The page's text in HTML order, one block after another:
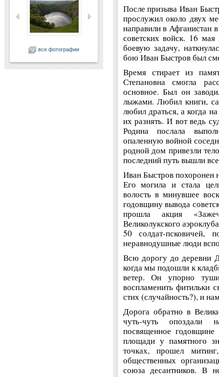
все фотографии
После призыва Иван
прослужил около двух
направили в Афганистан
советских войск. 16
боевую задачу,
бою Иван Быстров был
Время стирает из
Степановна смогла
основное. Был он
лыжами. Любил книги,
любил драться, а когда
их разнять. И вот ведь
Родина послала
опаленную войной
родной дом привезли
последний путь вышли
Иван Быстров похоронен
Его могила и стала
волость в минувшее
годовщину вывода
прошла акция
Великолукского
50 солдат-псковичей,
неравнодушные люди
Всю дорогу до деревни
когда мы подошли к
ветер. Он упорно
воспламенить фитильки
стих (случайность?), и
Дорога обратно в
чуть-чуть опоздали
посвященное
площади у памятного
точках, прошел
общественных
союза десантников. В